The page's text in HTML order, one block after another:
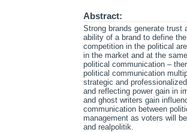
Abstract:
Strong brands generate
ability of a brand to define
competition in the political
in the market and at the
political communication –
political communication
strategic and
and reflecting power gain in
and ghost writers gain
communication between
management as voters will
and realpolitik.